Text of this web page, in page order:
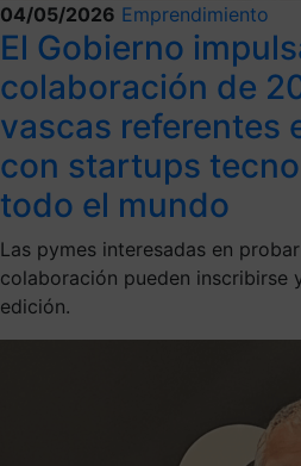
04/05/2026 Emprendimiento
El Gobierno
colaboración de
vascas referentes
con startups
todo el mundo
Las pymes interesadas en
colaboración pueden inscribirse
edición.